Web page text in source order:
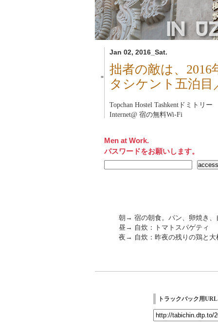
Jan 02, 2016_Sat.
■
拙者の敵は、
タシケント五泊
Topchan Hostel Tashkent ドミトリー
Internet@ 宿の無料Wi-Fi
Men at Work.
パスワードをお願いします。
朝→ 宿の朝食。パン、卵焼き、
昼→ 自炊：トマトスパゲティ
夜→ 自炊：昨夜の残りの鶏と大
トラックバック用URL